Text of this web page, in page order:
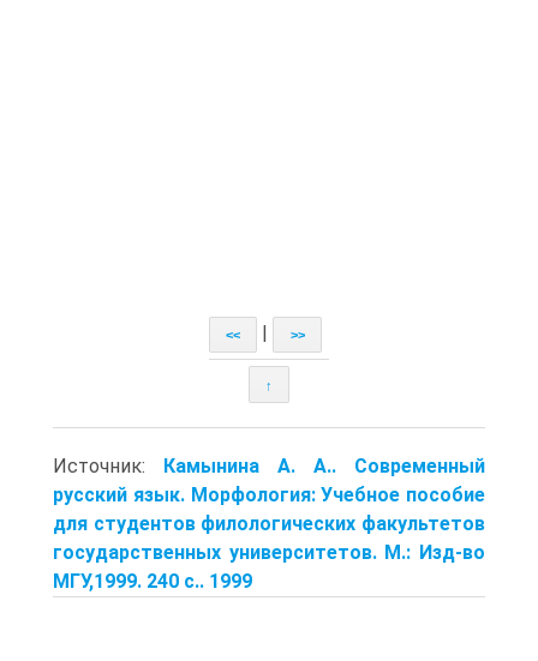
<< >>
↑
Источник: Камынина А. А.. Современный
русский язык. Морфология: Учебное пособие
для студентов филологических факультетов
государственных университетов. М.: Изд-во
МГУ,1999. 240 с.. 1999